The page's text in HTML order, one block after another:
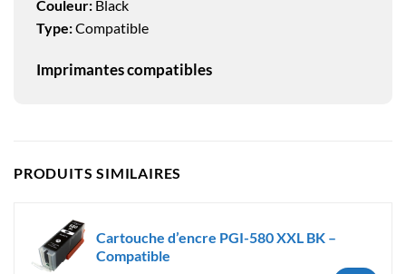
Couleur: Black
Type:Compatible
Imprimantes compatibles
PRODUITS SIMILAIRES
Cartouche d’encre PGI-580 XXL BK –
Compatible